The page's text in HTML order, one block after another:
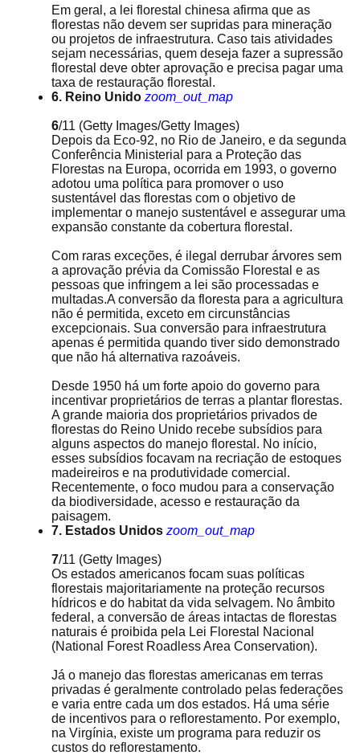
Em geral, a lei florestal chinesa afirma que as
florestas não devem ser supridas para mineração
ou projetos de infraestrutura. Caso tais atividades
sejam necessárias, quem deseja fazer a supressão
florestal deve obter aprovação e precisa pagar uma
taxa de restauração florestal.
6. Reino Unido zoom_out_map
6/11 (Getty Images/Getty Images)
Depois da Eco-92, no Rio de Janeiro, e da segunda
Conferência Ministerial para a Proteção das
Florestas na Europa, ocorrida em 1993, o governo
adotou uma política para promover o uso
sustentável das florestas com o objetivo de
implementar o manejo sustentável e assegurar uma
expansão constante da cobertura florestal.
Com raras exceções, é ilegal derrubar árvores sem
a aprovação prévia da Comissão Florestal e as
pessoas que infringem a lei são processadas e
multadas.A conversão da floresta para a agricultura
não é permitida, exceto em circunstâncias
excepcionais. Sua conversão para infraestrutura
apenas é permitida quando tiver sido demonstrado
que não há alternativa razoáveis.
Desde 1950 há um forte apoio do governo para
incentivar proprietários de terras a plantar florestas.
A grande maioria dos proprietários privados de
florestas do Reino Unido recebe subsídios para
alguns aspectos do manejo florestal. No início,
esses subsídios focavam na recriação de estoques
madeireiros e na produtividade comercial.
Recentemente, o foco mudou para a conservação
da biodiversidade, acesso e restauração da
paisagem.
7. Estados Unidos zoom_out_map
7/11 (Getty Images)
Os estados americanos focam suas políticas
florestais majoritariamente na proteção recursos
hídricos e do habitat da vida selvagem. No âmbito
federal, a conversão de áreas intactas de florestas
naturais é proibida pela Lei Florestal Nacional
(National Forest Roadless Area Conservation).
Já o manejo das florestas americanas em terras
privadas é geralmente controlado pelas federações
e varia entre cada um dos estados. Há uma série
de incentivos para o reflorestamento. Por exemplo,
na Virgínia, existe um programa para reduzir os
custos do reflorestamento.